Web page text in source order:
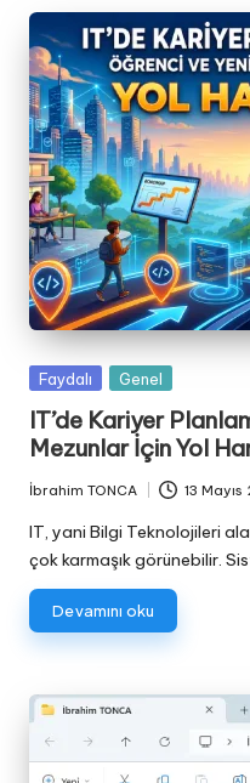
Posted
Faydalı Genel
IT’de Kariyer
Mezunlar İçin Yol
Posted
by
İbrahim TONCA 13
IT, yani Bilgi Teknolojileri
çok karmaşık görünebilir.
Devamını oku